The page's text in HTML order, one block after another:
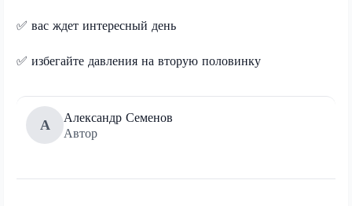
✅ вас ждет интересный день
✅ избегайте давления на вторую половинку
А
Александр Семенов
Автор